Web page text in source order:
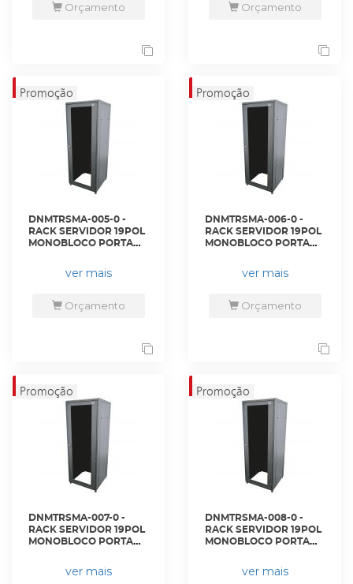
Orçamento Orçamento
DNMTRSMA-005-0 -
RACK SERVIDOR 19POL
MONOBLOCO PORTA
1100 PRETO S/ GUIAS -
DN-NRPS24 - D-NET
ver mais
Orçamento
DNMTRSMA-006-0 -
RACK SERVIDOR 19POL
MONOBLOCO PORTA
600 PRETO S/ GUIAS -
DN-4370 - D-NET
ver mais
Orçamento
DNMTRSMA-007-0 -
RACK SERVIDOR 19POL
MONOBLOCO PORTA
800 PRETO S/ GUIAS -
DN-4374 - D-NET
ver mais
DNMTRSMA-008-0 -
RACK SERVIDOR 19POL
MONOBLOCO PORTA
600 PRETO S/ GUIAS -
DN-4384 - D-NET
ver mais